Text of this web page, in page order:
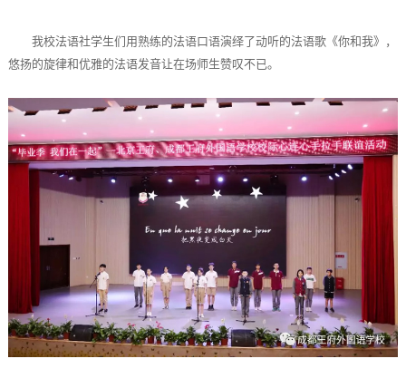
我校法语社学生们用熟练的法语口语演绎了动听的法语歌《你和我》，
悠扬的旋律和优雅的法语发音让在场师生赞叹不已。